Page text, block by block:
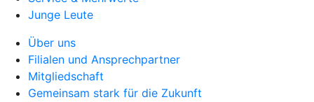
Junge Leute
Über uns
Filialen und Ansprechpartner
Mitgliedschaft
Gemeinsam stark für die Zukunft